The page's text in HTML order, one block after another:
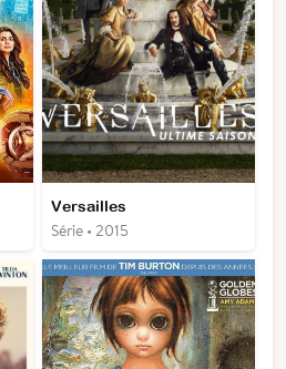
Versailles
Série • 2015